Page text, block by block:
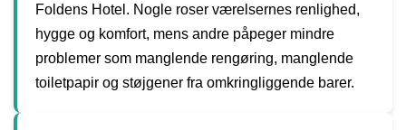
Foldens Hotel. Nogle roser værelsernes renlighed,
hygge og komfort, mens andre påpeger mindre
problemer som manglende rengøring, manglende
toiletpapir og støjgener fra omkringliggende barer.